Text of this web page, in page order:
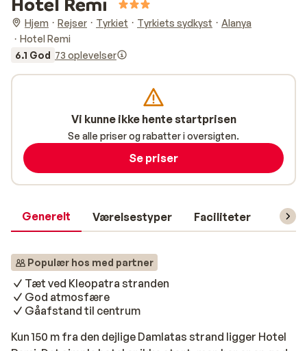
Hjem Rejser Tyrkiet Tyrkiets sydkyst
Alanya
Hotel Remi
6.1 God 73 oplevelser
Generelt Værelsestyper Faciliteter
Populær hos med partner
Tæt ved Kleopatra stranden
God atmosfære
Gåafstand til centrum
Kun 150 m fra den dejlige Damlatas strand ligger Hotel
Vi kunne ikke hente startprisen
Se alle priser og rabatter i oversigten.
Se priser